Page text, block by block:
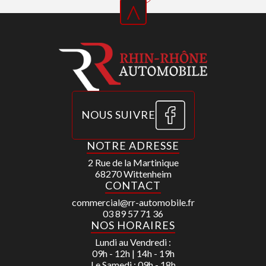
^
NOUS SUIVRE
NOTRE ADRESSE
2 Rue de la Martinique
68270 Wittenheim
CONTACT
commercial@rr-automobile.fr
03 89 57 71 36
NOS HORAIRES
Lundi au Vendredi :
09h - 12h | 14h - 19h